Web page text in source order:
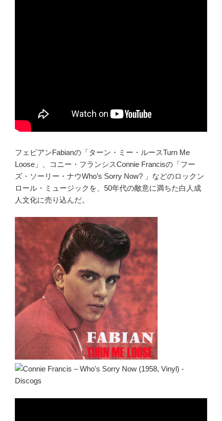
フェビアンFabianの「ターン・ミー・ルースTurn Me
Loose」、コニー・フランシスConnie Francisの「フー
ズ・ソーリー・ナウWho’s Sorry Now? 」などのロックン
ロール・ミュージックを、50年代の敵意に満ちた白人成
人文化に売り込んだ。